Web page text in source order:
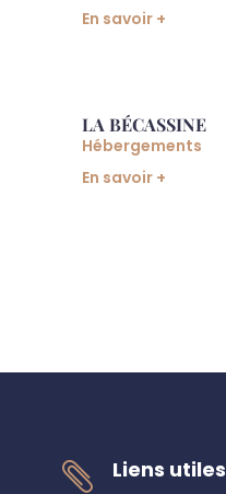
En savoir +
LA BÉCASSINE
Hébergements
En savoir +

Liens utiles